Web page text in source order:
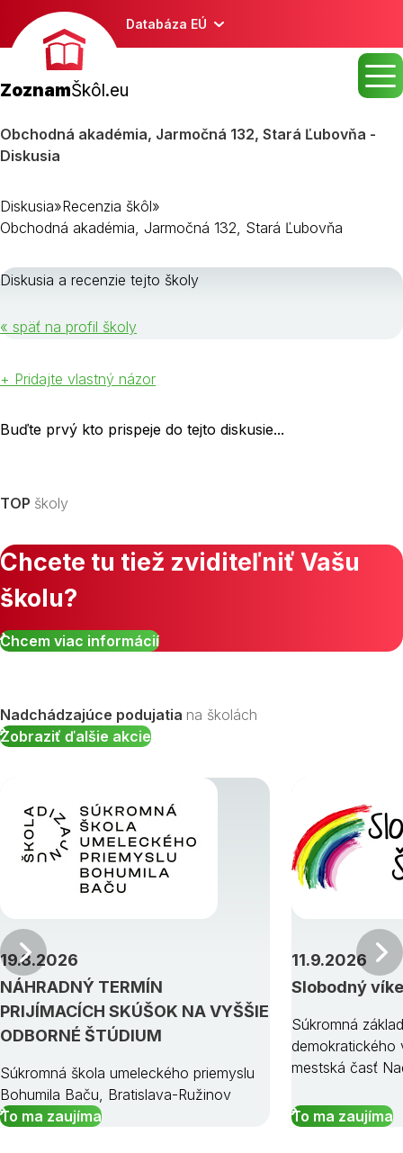
Databáza EÚ
ZoznamŠkôl.eu
Obchodná akadémia, Jarmočná 132, Stará Ľubovňa -
Diskusia
Diskusia»Recenzia škôl»
Obchodná akadémia, Jarmočná 132, Stará Ľubovňa
Diskusia a recenzie tejto školy
« späť na profil školy
+ Pridajte vlastný názor
Buďte prvý kto prispeje do tejto diskusie...
TOP školy
Chcete tu tiež zviditeľniť Vašu
školu?
Chcem viac informácií
Nadchádzajúce podujatia na školách
Zobraziť ďalšie akcie
NÁHRADNÝ TERMÍN
PRIJÍMACÍCH SKÚŠOK NA VYŠŠIE
ODBORNÉ ŠTÚDIUM
19.8.2026
Súkromná škola umeleckého priemyslu
Bohumila Baču, Bratislava-Ružinov
To ma zaujíma
Slobodný
11.9.2026
Súkromná
demokratického
mestská časť
To ma zaujíma
Predchádzajúci